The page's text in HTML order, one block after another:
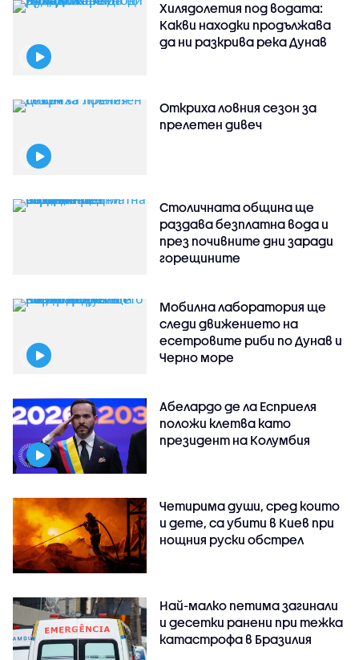
Хилядолетия под водата:
Какви находки продължава
да ни разкрива река Дунав
Откриха ловния сезон за
прелетен дивеч
Столичната община ще
раздава безплатна вода и
през почивните дни заради
горещините
Мобилна лаборатория ще
следи движението на
есетровите риби по Дунав и
Черно море
Абелардо де ла Есприеля
положи клетва като
президент на Колумбия
Четирима души, сред които
и дете, са убити в Киев при
нощния руски обстрел
Най-малко петима загинали
и десетки ранени при тежка
катастрофа в Бразилия